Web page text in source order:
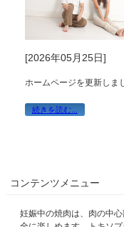
[2026年05月25日]
ホームページを更新しま
続きを読む...
コンテンツメニュー
妊娠中の焼肉は、肉の中